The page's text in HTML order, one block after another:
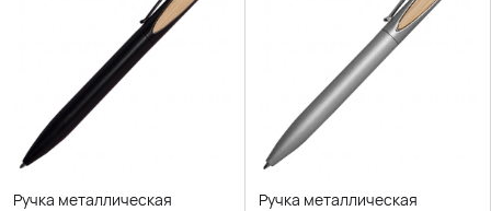
Ручка металлическая
Ручка металлическая